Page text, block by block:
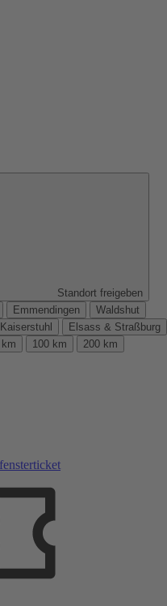
Standort freigeben
Emmendingen
Waldshut
Kaiserstuhl
Elsass & Straßburg
100 km
200 km